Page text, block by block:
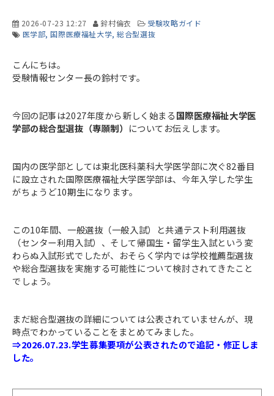
2026-07-23 12:27 鈴村倫衣
受験攻略ガイド
医学部 国際医療福祉大学 総合型選抜
こんにちは。
受験情報センター長の鈴村です。
今回の記事は2027年度から新しく始まる国際医療福祉大学医
学部の総合型選抜（専願制） についてお伝えします。
国内の医学部としては東北医科薬科大学医学部に次ぐ82番目
に設立された国際医療福祉大学医学部は、今年入学した学生
がちょうど10期生になります。
この10年間、一般選抜（一般入試）と共通テスト利用選抜
（センター利用入試）、そして帰国生・留学生入試という変
わらぬ入試形式でしたが、おそらく学内では学校推薦型選抜
や総合型選抜を実施する可能性について検討されてきたこと
でしょう。
まだ総合型選抜の詳細については公表されていませんが、現
時点でわかっていることをまとめてみました。
⇒2026.07.23.学生募集要項が公表されたので追記・修正しま
した。